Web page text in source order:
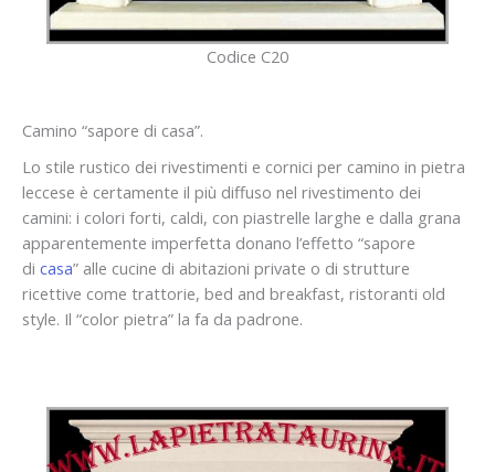
Codice C20
Camino “sapore di casa”.
Lo stile rustico dei rivestimenti e cornici per camino in pietra
leccese è certamente il più diffuso nel rivestimento dei
camini: i colori forti, caldi, con piastrelle larghe e dalla grana
apparentemente imperfetta donano l’effetto “sapore
di casa” alle cucine di abitazioni private o di strutture
ricettive come trattorie, bed and breakfast, ristoranti old
style. Il “color pietra” la fa da padrone.